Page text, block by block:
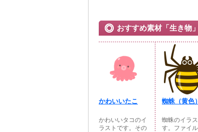
おすすめ素材「生き物」
かわいいたこ
かわいいタコのイ
ラストです。その
蜘蛛（黄色）
蜘蛛のイラ
す。ファイ